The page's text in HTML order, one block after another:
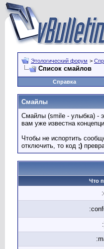
Этологический форум >
Список смайлов
Справка
Смайлы
Смайлы (smile - улыбка) -
вам уже известна
Чтобы не испортить
отключить, то код ;)
Что